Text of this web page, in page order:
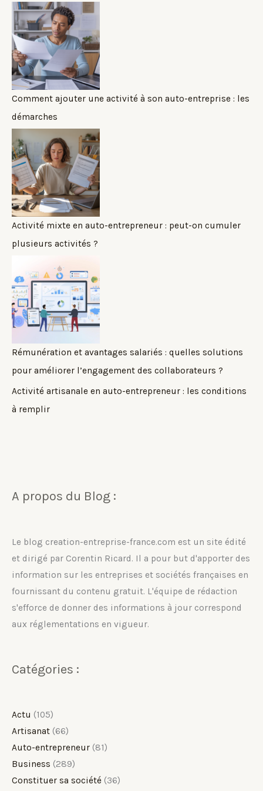
Comment ajouter une activité à son auto-entreprise : les
démarches
Activité mixte en auto-entrepreneur : peut-on cumuler
plusieurs activités ?
Rémunération et avantages salariés : quelles solutions
pour améliorer l’engagement des collaborateurs ?
Activité artisanale en auto-entrepreneur : les conditions
à remplir
A propos du Blog :
Le blog creation-entreprise-france.com est un site édité
et dirigé par Corentin Ricard. Il a pour but d'apporter des
information sur les entreprises et sociétés françaises en
fournissant du contenu gratuit. L'équipe de rédaction
s'efforce de donner des informations à jour correspond
aux réglementations en vigueur.
Catégories :
Actu (105)
Artisanat (66)
Auto-entrepreneur (81)
Business (289)
Constituer sa société (36)